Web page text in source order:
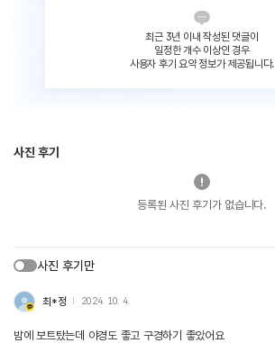
최근 3년 이내 작성된 댓글이
일정한 개수 이상인 경우
사용자 후기 요약 정보가 제공됩니다.
사진 후기
등록된 사진 후기가 없습니다.
사진 후기만
최*정 2024. 10. 4.
밤에 보트탔는데 야경도 좋고 구경하기 좋았어요